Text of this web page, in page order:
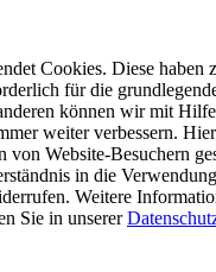
Cookies. Diese haben
für die
können wir mit
weiter verbessern.
von Website-Besuchern
in die
Weitere
Sie in unserer